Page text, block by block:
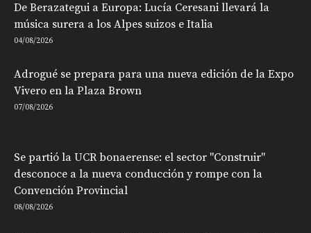
De Berazategui a Europa: Lucía Ceresani llevará la
música surera a los Alpes suizos e Italia
04/08/2026
Adrogué se prepara para una nueva edición de la Expo
Vivero en la Plaza Brown
07/08/2026
Se partió la UCR bonaerense: el sector "Construir"
desconoce a la nueva conducción y rompe con la
Convención Provincial
08/08/2026